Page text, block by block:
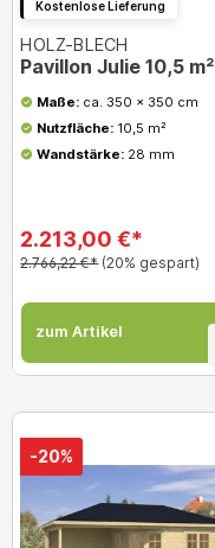
Kostenlose Lieferung
HOLZ-BLECH
Pavillon Julie 10,5 m²
Maße: ca. 350 x 350 cm
Nutzfläche: 10,5 m²
Wandstärke: 28 mm
2.213,00 €*
2.766,22 €* (20% gespart)
zum Artikel
-20%